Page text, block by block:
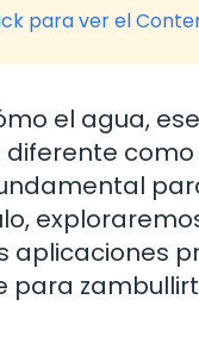
para ver el
el agua,
aplicaciones
para